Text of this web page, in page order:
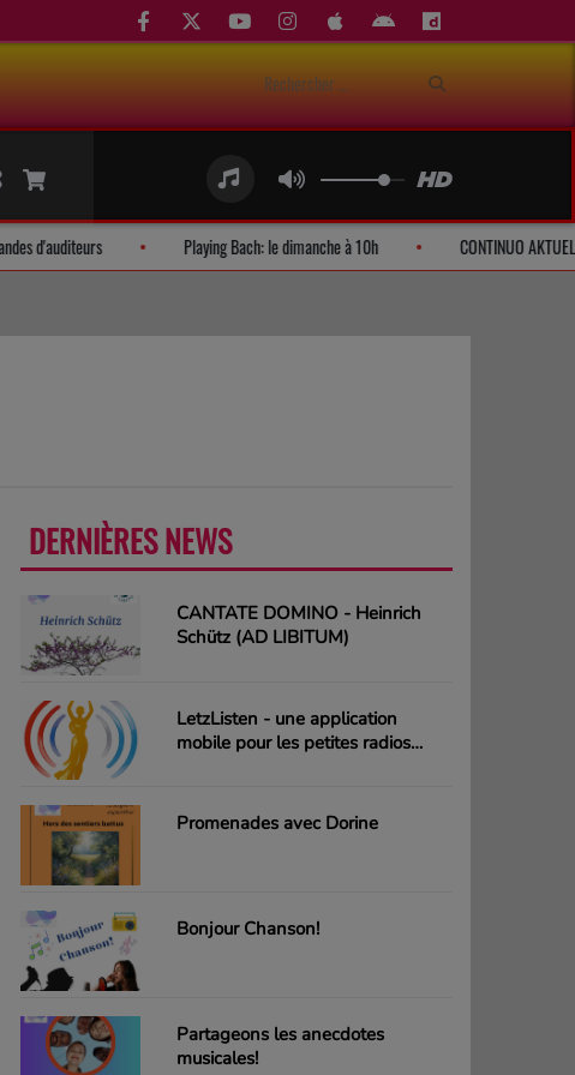
Demandes d'auditeurs Playing Bach: le dimanche à 10h
DERNIÈRES NEWS
CANTATE DOMINO - Heinrich
Schütz (AD LIBITUM)
LetzListen - une application
mobile pour les petites radios
Promenades avec Dorine
Bonjour Chanson!
Partageons les anecdotes
musicales!